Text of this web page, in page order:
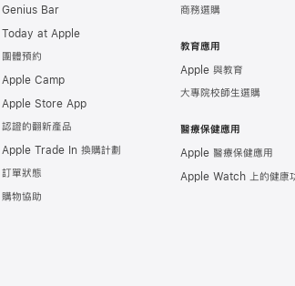
Genius Bar
Today at Apple
團體預約
Apple Camp
Apple Store App
認證的翻新產品
Apple Trade In 換購計劃
訂單狀態
購物協助
商務選購
教育應用
Apple 與教育
大專院校師生選購
醫療保健應用
Apple 醫療保健應用
Apple Watch 上的健康